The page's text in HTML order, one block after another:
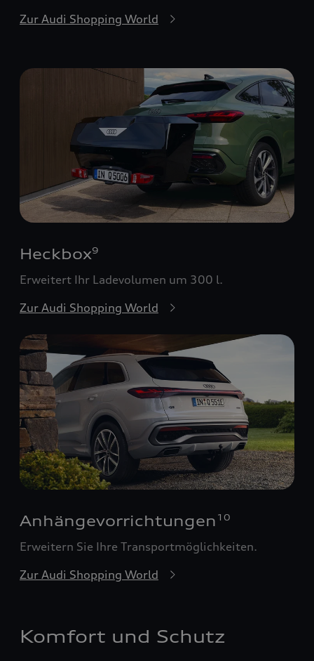
Zur Audi Shopping World
Heckbox9
Erweitert Ihr Ladevolumen um 300 l.
Zur Audi Shopping World
Anhängevorrichtungen 10
Erweitern Sie Ihre Transportmöglichkeiten.
Zur Audi Shopping World
Komfort und Schutz